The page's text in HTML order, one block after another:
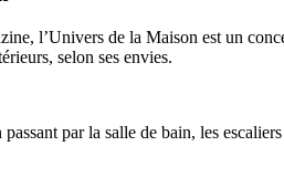
l’Univers de la Maison est un
selon ses envies.
par la salle de bain, les